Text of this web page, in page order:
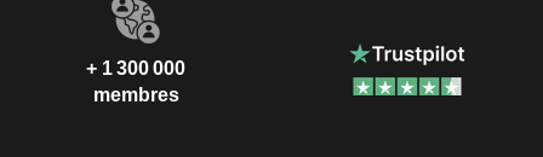
+ 1 300 000
membres